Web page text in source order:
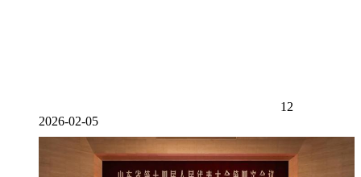
12
2026-02-05